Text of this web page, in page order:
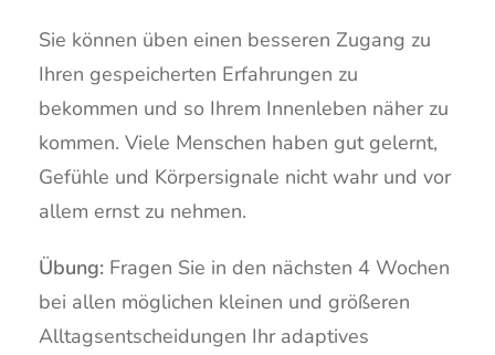
Sie können üben einen besseren Zugang zu
Ihren gespeicherten Erfahrungen zu
bekommen und so Ihrem Innenleben näher zu
kommen. Viele Menschen haben gut gelernt,
Gefühle und Körpersignale nicht wahr und vor
allem ernst zu nehmen.
Übung:Fragen Sie in den nächsten 4 Wochen
bei allen möglichen kleinen und größeren
Alltagsentscheidungen Ihr adaptives